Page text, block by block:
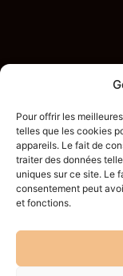
Pour offrir les
telles que les cookies
appareils. Le fait de
traiter des données
uniques sur ce site. Le
consentement peut
et fonctions.
UN